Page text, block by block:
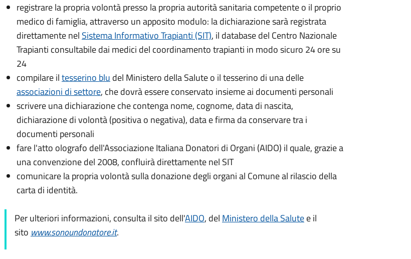
registrare la propria volontà presso la propria autorità sanitaria competente o il proprio
medico di famiglia, attraverso un apposito modulo: la dichiarazione sarà registrata
direttamente nel Sistema Informativo Trapianti (SIT), il database del Centro Nazionale
Trapianti consultabile dai medici del coordinamento trapianti in modo sicuro 24 ore su
24
compilare iltesserino blu del Ministero della Salute o il tesserino di una delle
associazioni di settore, che dovrà essere conservato insieme ai documenti personali
scrivere una dichiarazione che contenga nome, cognome, data di nascita,
dichiarazione di volontà (positiva o negativa), data e firma da conservare tra i
documenti personali
fare l'atto olografo dell'Associazione Italiana Donatori di Organi (AIDO) il quale, grazie a
una convenzione del 2008, confluirà direttamente nel SIT
comunicare la propria volontà sulla donazione degli organi al Comune al rilascio della
carta di identità.
Per ulteriori informazioni, consulta il sito dell'AIDO, del Ministero della Salutee il
sito www.sonoundonatore.it.